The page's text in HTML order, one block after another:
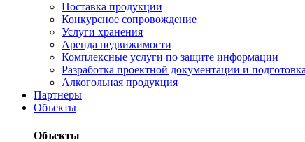
Поставка продукции
Конкурсное сопровождение
Услуги хранения
Аренда недвижимости
Комплексные услуги по защите информации
Разработка проектной документации и
Алкогольная продукция
Партнеры
Объекты
Объекты